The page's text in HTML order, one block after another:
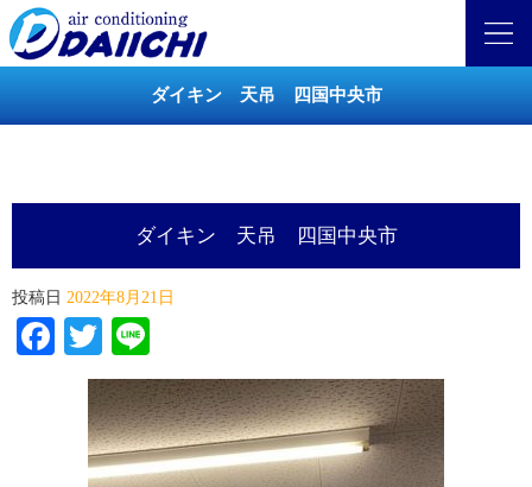
ダイキン 天吊 四国中央市
ダイキン 天吊 四国中央市
投稿日 2022年8月21日
Facebook
Twitter